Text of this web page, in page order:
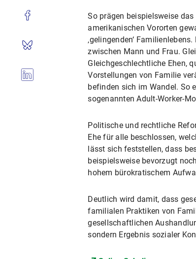
So prägen beispielsweise
amerikanischen Vororten
‚gelingenden‘
zwischen Mann und Frau.
Gleichgeschlechtliche Ehen,
Vorstellungen von Familie
befinden sich im Wandel. So
sogenannten Adult-Worker-
Politische und rechtliche
Ehe für alle beschlossen,
lässt sich feststellen, dass
beispielsweise bevorzugt
hohem bürokratischem
Deutlich wird damit, dass
familialen Praktiken von
gesellschaftlichen
sondern Ergebnis sozialer